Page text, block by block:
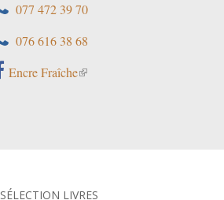
077 472 39 70
076 616 38 68
Encre Fraîche
SÉLECTION LIVRES